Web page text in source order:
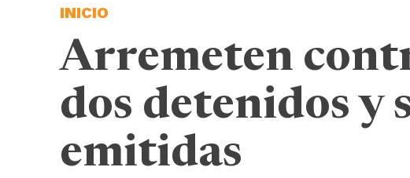
INICIO
Arremeten
dos detenidos y
emitidas